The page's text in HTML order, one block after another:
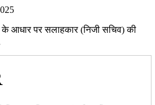
के आधार पर सलाहकार (निजी सचिव) की